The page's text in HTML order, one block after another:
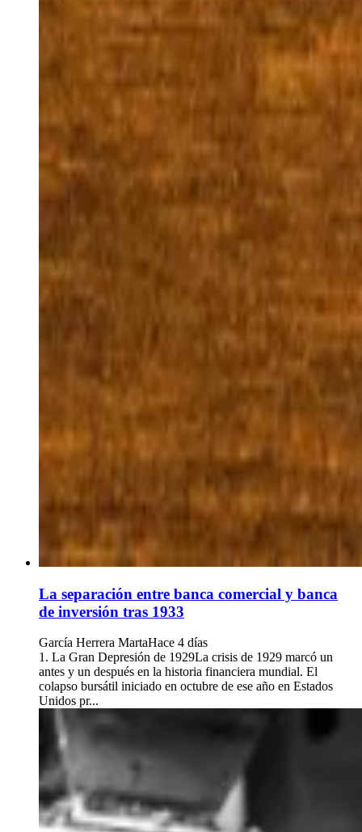
La separación entre banca comercial y banca
de inversión tras 1933
García Herrera MartaHace 4 días
1. La Gran Depresión de 1929La crisis de 1929 marcó un
antes y un después en la historia financiera mundial. El
colapso bursátil iniciado en octubre de ese año en Estados
Unidos pr...